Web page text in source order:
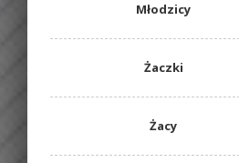
Młodzicy
Żaczki
Żacy